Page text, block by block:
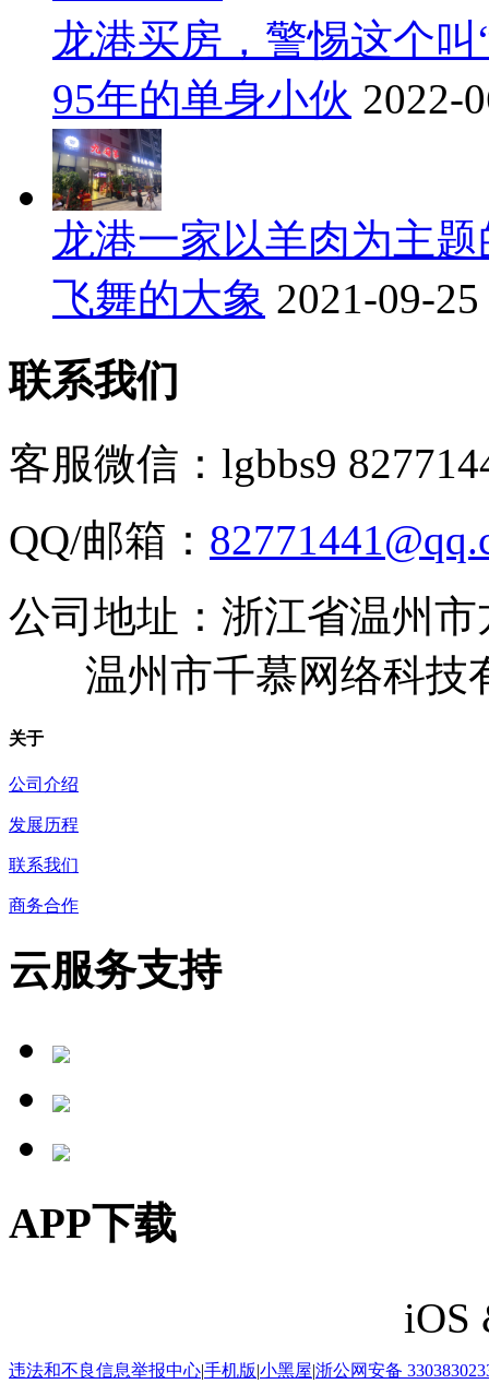
龙港买房，警惕这个
95年的单身小伙 2022-
龙港一家以羊肉为主
飞舞的大象 2021-09-25
联系我们
客服微信：lgbbs9
QQ/邮箱：
公司地址：浙江省温州
温州市千慕网络科技
关于
公司介绍
发展历程
联系我们
商务合作
云服务支持
APP下载
iOS
违法和不良信息举报中心|手机版|小黑屋|浙公网安备